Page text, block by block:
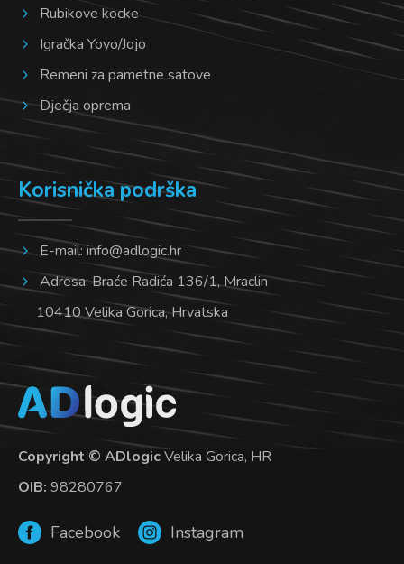
Rubikove kocke
Igračka Yoyo/Jojo
Remeni za pametne satove
Dječja oprema
Korisnička podrška
E-mail:info@adlogic.hr
Adresa: Braće Radića 136/1, Mraclin
10410 Velika Gorica, Hrvatska
Copyright © ADlogicVelika Gorica, HR
OIB: 98280767
Facebook Instagram